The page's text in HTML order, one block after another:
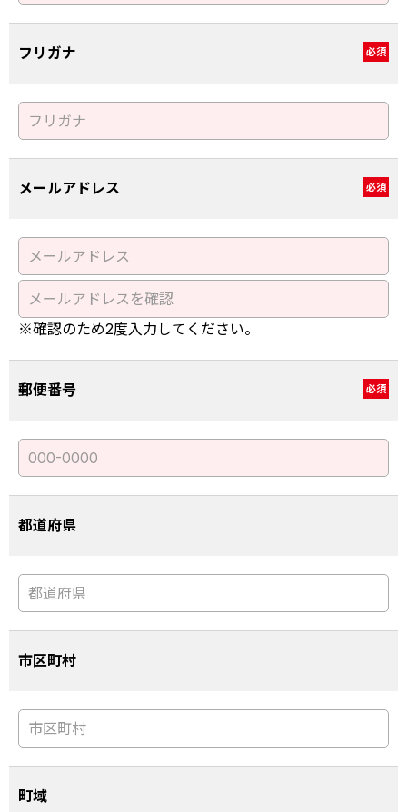
フリガナ 必須
メールアドレス 必須
※確認のため2度入力してください。
郵便番号 必須
都道府県
市区町村
町域